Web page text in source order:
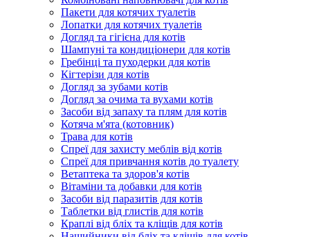
Пакети для котячих туалетів
Лопатки для котячих туалетів
Догляд та гігієна для котів
Шампуні та кондиціонери для котів
Гребінці та пуходерки для котів
Кігтерізи для котів
Догляд за зубами котів
Догляд за очима та вухами котів
Засоби від запаху та плям для котів
Котяча м'ята (котовник)
Трава для котів
Спреї для захисту меблів від котів
Спреї для привчання котів до туалету
Ветаптека та здоров'я котів
Вітаміни та добавки для котів
Засоби від паразитів для котів
Таблетки від глистів для котів
Краплі від бліх та кліщів для котів